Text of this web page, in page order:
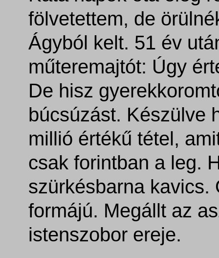
fölvetettem, de
Ágyból kelt. 51 év
műteremajtót: Úgy
De hisz
búcsúzást. Készülve
millió értékű tétel,
csak forintban a leg.
szürkésbarna kavics.
formájú. Megállt az
istenszobor ereje.